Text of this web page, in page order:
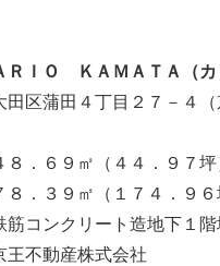
ＲＩＯ ＫＡＭＡＴＡ（
田区蒲田４丁目２７－４
８．６９㎡（４４．９７坪
８．３９㎡（１７４．９６
筋コンクリート造地下１
王不動産株式会社